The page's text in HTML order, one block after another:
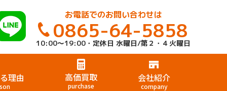
お電話でのお問い合わせは
0865-64-5858
10:00～19:00・定休日 水曜日/第２・４火曜日
理由 高価買取
purchase
会社紹介
company